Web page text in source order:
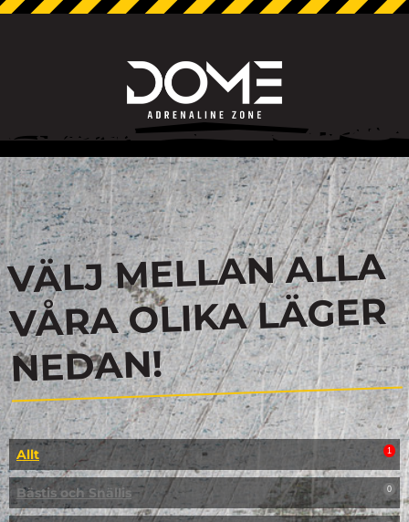
VÄLJ MELLAN ALLA
VÅRA OLIKA LÄGER
NEDAN!
Allt 1
Bästis och Snällis 0